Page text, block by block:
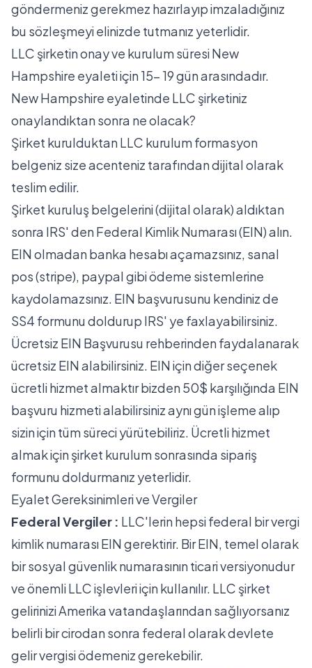
göndermeniz gerekmez hazırlayıp imzaladığınız
bu sözleşmeyi elinizde tutmanız yeterlidir.
LLC şirketin onay ve kurulum süresi New
Hampshire eyaleti için 15- 19 gün arasındadır.
New Hampshire eyaletinde LLC şirketiniz
onaylandıktan sonra ne olacak?
Şirket kurulduktan LLC kurulum formasyon
belgeniz size acenteniz tarafından dijital olarak
teslim edilir.
Şirket kuruluş belgelerini (dijital olarak) aldıktan
sonra IRS' den Federal Kimlik Numarası (EIN) alın.
EIN olmadan banka hesabı açamazsınız, sanal
pos (stripe), paypal gibi ödeme sistemlerine
kaydolamazsınız. EIN başvurusunu kendiniz de
SS4 formunu doldurup IRS' ye faxlayabilirsiniz.
Ücretsiz EIN Başvurusu rehberindenfaydalanarak
ücretsiz EIN alabilirsiniz. EIN için diğer seçenek
ücretli hizmet almaktır bizden 50$ karşılığında EIN
başvuru hizmeti alabilirsiniz aynı gün işleme alıp
sizin için tüm süreci yürütebiliriz. Ücretli hizmet
almak için şirket kurulum sonrasında sipariş
formunudoldurmanız yeterlidir.
Eyalet Gereksinimleri ve Vergiler
Federal Vergiler : LLC'lerin hepsi federal bir vergi
kimlik numarası EIN gerektirir. Bir EIN, temel olarak
bir sosyal güvenlik numarasının ticari versiyonudur
ve önemli LLC işlevleri için kullanılır. LLC şirket
gelirinizi Amerika vatandaşlarından sağlıyorsanız
belirli bir cirodan sonra federal olarak devlete
gelir vergisi ödemeniz gerekebilir.